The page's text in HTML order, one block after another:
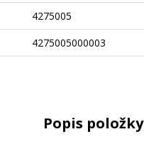
4275005
4275005000003
Popis položky